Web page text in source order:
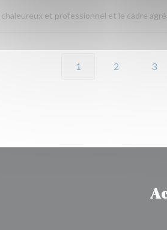
chaleureux et professionnel et le cadre
1 2 3